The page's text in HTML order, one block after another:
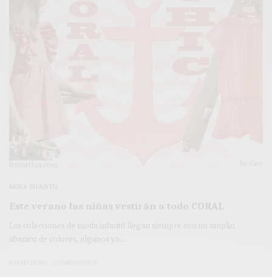
MODA INFANTIL
Este verano las niñas vestirán a todo CORAL
Las colecciones de moda infantil llegan siempre con un amplio
abanico de colores, algunos ya…